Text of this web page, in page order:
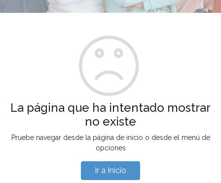
La página que ha intentado mostrar
no existe
Pruebe navegar desde la página de inicio o desde el menú de
opciones
Ir a Inicio